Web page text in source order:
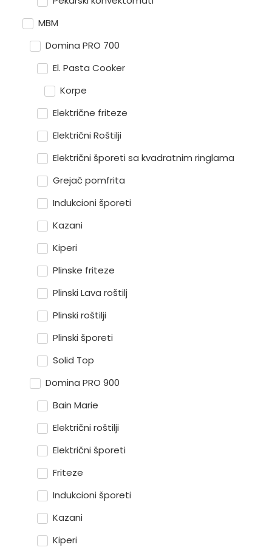
MBM
Domina PRO 700
El. Pasta Cooker
Korpe
Električne friteze
Električni Roštilji
Električni šporeti sa kvadratnim ringlama
Grejač pomfrita
Indukcioni šporeti
Kazani
Kiperi
Plinske friteze
Plinski Lava roštilj
Plinski roštilji
Plinski šporeti
Solid Top
Domina PRO 900
Bain Marie
Električni roštilji
Električni šporeti
Friteze
Indukcioni šporeti
Kazani
Kiperi